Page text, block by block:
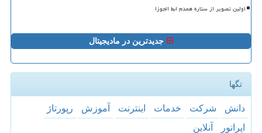
اولین تصویر از ستاره همدم ابط الجوزا
جدیدترین در مادیجیتال
تگها
دانش شركت خدمات اینترنت آموزش
رپورتاژ
اپراتور
آنلاین